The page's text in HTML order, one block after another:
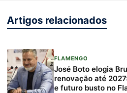
Artigos relacionados
FLAMENGO
José Boto elogia
renovação até
e futuro busto no